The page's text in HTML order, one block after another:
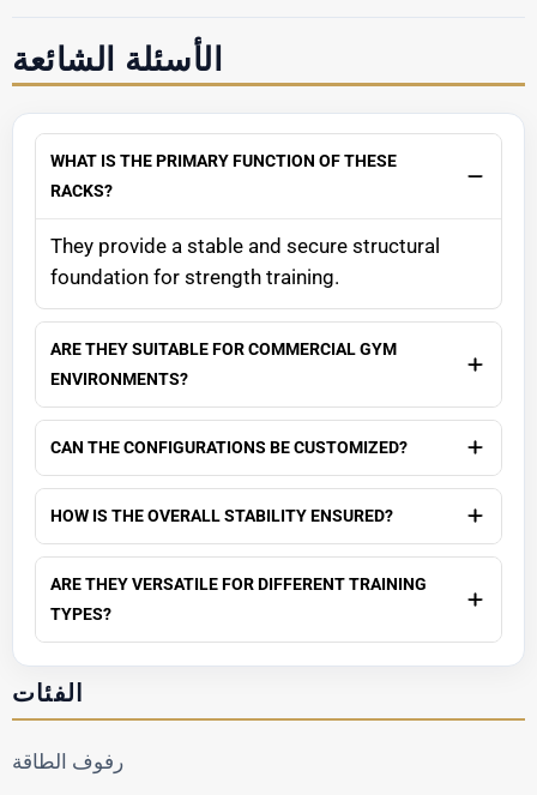
الأسئلة الشائعة
WHAT IS THE PRIMARY FUNCTION OF THESE
RACKS?
They provide a stable and secure structural
foundation for strength training.
ARE THEY SUITABLE FOR COMMERCIAL GYM
ENVIRONMENTS?
CAN THE CONFIGURATIONS BE CUSTOMIZED?
HOW IS THE OVERALL STABILITY ENSURED?
ARE THEY VERSATILE FOR DIFFERENT TRAINING
TYPES?
الفئات
رفوف الطاقة